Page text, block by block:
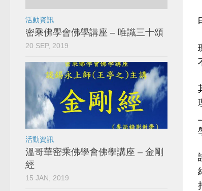
活動資訊
密乘佛學會佛學講座 – 唯識三十頌
20 SEP, 2019
活動資訊
溫哥華密乘佛學會佛學講座 – 金剛
經
15 JAN, 2019